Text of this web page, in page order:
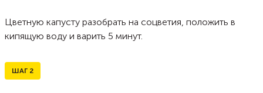
Цветную капусту разобрать на соцветия, положить в
кипящую воду и варить 5 минут.
ШАГ 2